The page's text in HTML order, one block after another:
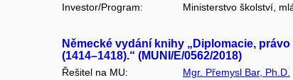
Investor/Program:
Ministerstvo školství,
Německé vydání knihy „Diplomacie,
(1414–1418).“ (MUNI/E/0562/2018)
Řešitel na MU:
Mgr. Přemysl Bar, Ph.D.